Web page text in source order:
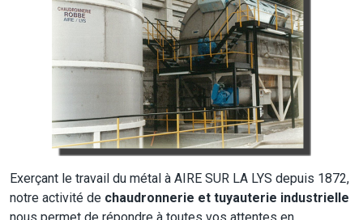
Exerçant le travail du métal à AIRE SUR LA LYS depuis 1872,
notre activité de chaudronnerie et tuyauterie industrielle